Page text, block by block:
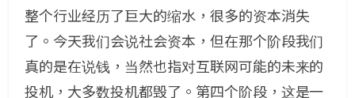
整个行业经历了巨大的缩水，很多的资本消失
了。今天我们会说社会资本，但在那个阶段我们
真的是在说钱，当然也指对互联网可能的未来的
投机，大多数投机都毁了。第四个阶段，这是一